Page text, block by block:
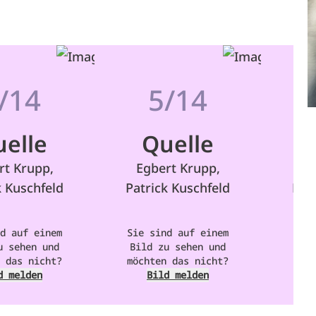
Krupp,
Kuschfeld
auf einem
und
das nicht?
melden
5/14
Quelle
Egbert Krupp,
Patrick Kuschfeld
Sie sind auf einem
Bild zu sehen und
möchten das nicht?
Bild melden